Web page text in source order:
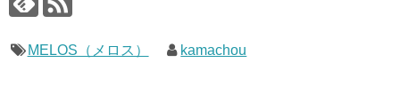
MELOS（メロス） kamachou